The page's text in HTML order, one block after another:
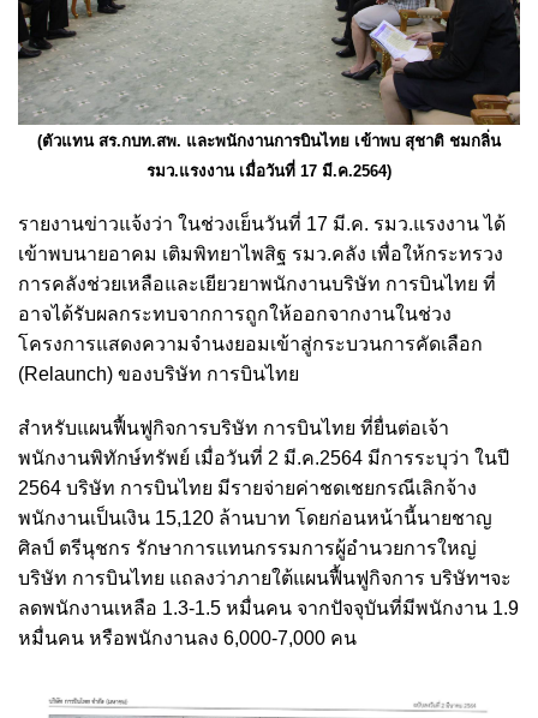
(ตัวแทน สร.กบท.สพ. และพนักงานการบินไทย เข้าพบ สุชาติ ชมกลิ่น
รมว.แรงงาน เมื่อวันที่ 17 มี.ค.2564)
รายงานข่าวแจ้งว่า ในช่วงเย็นวันที่ 17 มี.ค. รมว.แรงงาน ได้
เข้าพบนายอาคม เติมพิทยาไพสิฐ รมว.คลัง เพื่อให้กระทรวง
การคลังช่วยเหลือและเยียวยาพนักงานบริษัท การบินไทย ที่
อาจได้รับผลกระทบจากการถูกให้ออกจากงานในช่วง
โครงการแสดงความจำนงยอมเข้าสู่กระบวนการคัดเลือก
(Relaunch) ของบริษัท การบินไทย
สำหรับแผนฟื้นฟูกิจการบริษัท การบินไทย ที่ยื่นต่อเจ้า
พนักงานพิทักษ์ทรัพย์ เมื่อวันที่ 2 มี.ค.2564 มีการระบุว่า ในปี
2564 บริษัท การบินไทย มีรายจ่ายค่าชดเชยกรณีเลิกจ้าง
พนักงานเป็นเงิน 15,120 ล้านบาท โดยก่อนหน้านี้นายชาญ
ศิลป์ ตรีนุชกร รักษาการแทนกรรมการผู้อำนวยการใหญ่
บริษัท การบินไทย แถลงว่าภายใต้แผนฟื้นฟูกิจการ บริษัทฯจะ
ลดพนักงานเหลือ 1.3-1.5 หมื่นคน จากปัจจุบันที่มีพนักงาน 1.9
หมื่นคน หรือพนักงานลง 6,000-7,000 คน